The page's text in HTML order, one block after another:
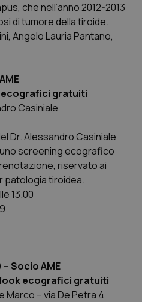
& Testa Collo
che nell’anno 2012-2013
di tumore della tiroide.
Angelo Lauria Pantano,
gratuiti
Casiniale
Dr. Alessandro Casiniale
screening ecografico
riservato ai
patologia tiroidea.
13.00
– Socio AME
look ecografici gratuiti
Marco –via De Petra 4